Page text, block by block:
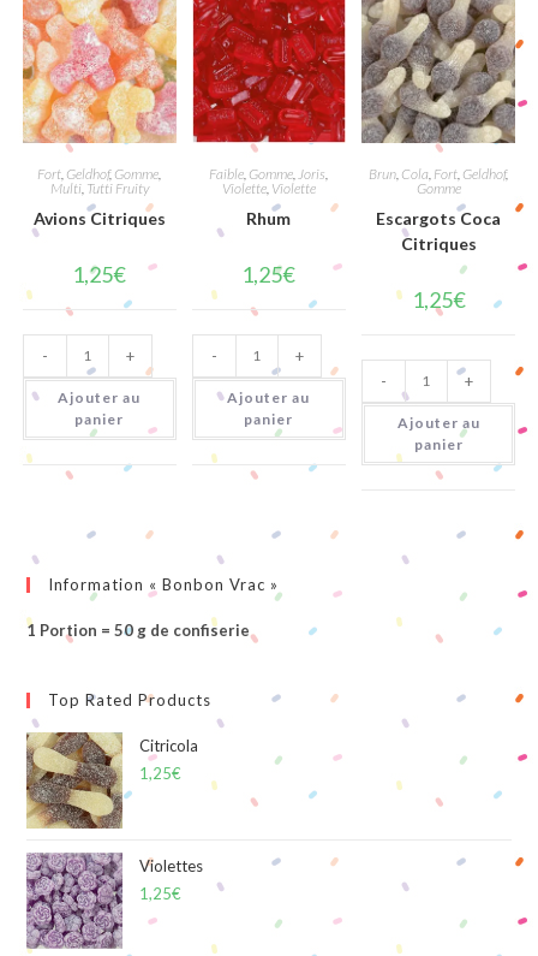
Fort Geldhof, Gomme
Multi, Tutti Fruity
Avions Citriques
1,25€
quantité
de
Avions
Citriques
- +
Ajouter au
panier
Faible Gomme Joris
Violette, Violette
Rhum
1,25€
quantité
de
Rhum
- +
Ajouter au
panier
Brun Cola Fort Geldhof,
Gomme
Escargots Coca
Citriques
1,25€
quantité
de
Escargots
Coca
Citriques
- +
Ajouter au
panier
Information « Bonbon Vrac »
1 Portion = 50 g de confiserie
Top Rated Products
Citricola
1,25€
Violettes
1,25€